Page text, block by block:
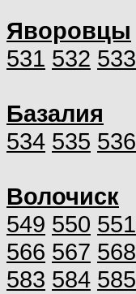
Яворовцы
531 532 533
Базалия
534 535 536
Волочиск
549 550 551
566 567 568
583 584 585